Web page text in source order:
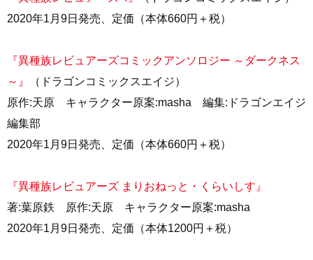
2020年1月9日発売、定価（本体660円＋税）
『異種族レビュアーズコミックアンソロジー ～ダークネス
～』
（ドラゴンコミックスエイジ）
原作:天原 キャラクター原案:masha 編集:ドラゴンエイジ
編集部
2020年1月9日発売、定価（本体660円＋税）
『異種族レビュアーズ まりおねっと・くらいしす』
著:葉原鉄 原作:天原 キャラクター原案:masha
2020年1月9日発売、定価（本体1200円＋税）